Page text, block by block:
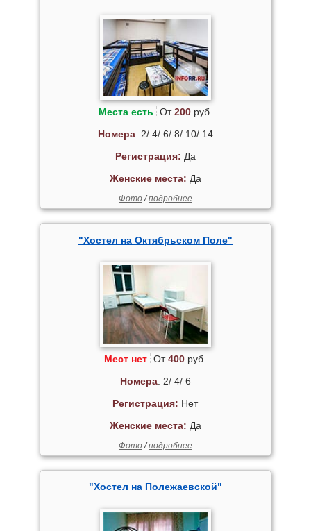
Места есть От200руб.
Номера: 2/ 4/ 6/ 8/ 10/ 14
Регистрация: Да
Женские места: Да
Фото/подробнее
"Хостел на Октябрьском Поле"
Мест нет От400 руб.
Номера: 2/ 4/ 6
Регистрация: Нет
Женские места: Да
Фото/подробнее
"Хостел на Полежаевской"